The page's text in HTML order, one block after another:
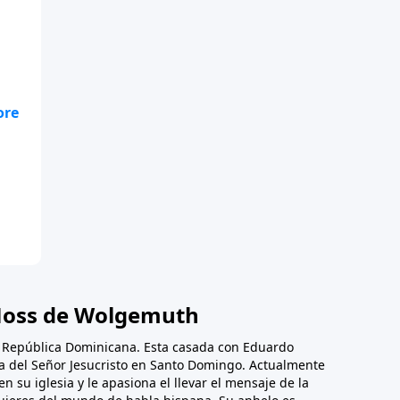
de Wolgemuth
Dominicana. Esta casada con Eduardo
Señor Jesucristo en Santo Domingo. Actualmente
su iglesia y le apasiona el llevar el mensaje de la